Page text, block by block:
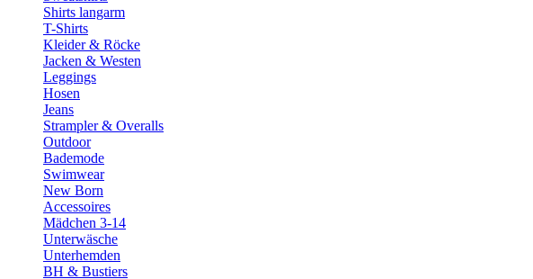
Shirts langarm
T-Shirts
Kleider & Röcke
Jacken & Westen
Leggings
Hosen
Jeans
Strampler & Overalls
Outdoor
Bademode
Swimwear
New Born
Accessoires
Mädchen 3-14
Unterwäsche
Unterhemden
BH & Bustiers